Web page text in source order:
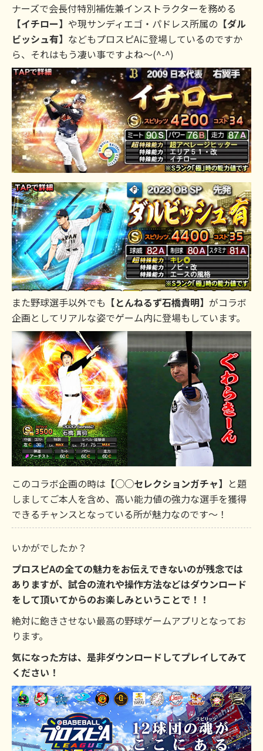
ナーズで会長付特別補佐兼インストラクターを務める
【イチロー】 や現サンディエゴ・パドレス所属の 【ダル
ビッシュ有】 などもプロスピAに登場しているのですか
ら、それはもう凄い事ですよね～(^-^)
また野球選手以外でも 【とんねるず石橋貴明】 がコラボ
企画としてリアルな姿でゲーム内に登場もしています。
このコラボ企画の時は 【○○セレクションガチャ】 と題
しましてご本人を含め、高い能力値の強力な選手を獲得
できるチャンスとなっている所が魅力なのです～！
いかがでしたか？
プロスピAの全ての魅力をお伝えできないのが残念では
ありますが、試合の流れや操作方法などはダウンロード
をして頂いてからのお楽しみということで！！
絶対に飽きさせない最高の野球ゲームアプリとなってお
ります。
気になった方は、是非ダウンロードしてプレイしてみて
ください！